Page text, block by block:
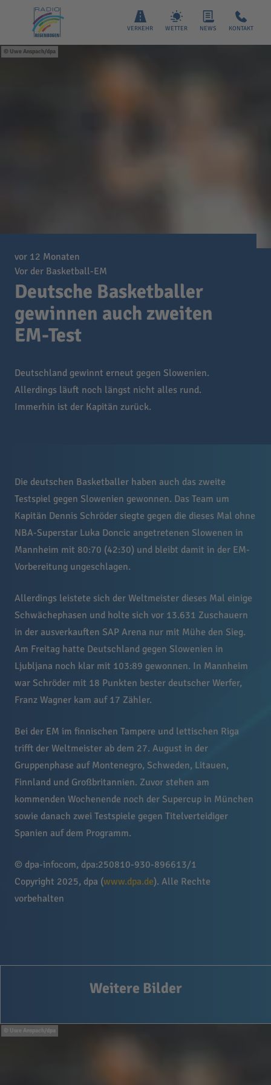
VERKEHR WETTER NEWS KONTAKT
Uwe Anspach/dpa
vor 12 Monaten
Vor der Basketball-EM
Deutsche Basketballer
gewinnen auch zweiten
EM-Test
Deutschland gewinnt erneut gegen Slowenien.
Allerdings läuft noch längst nicht alles rund.
Immerhin ist der Kapitän zurück.
Die deutschen Basketballer haben auch das zweite
Testspiel gegen Slowenien gewonnen. Das Team um
Kapitän Dennis Schröder siegte gegen die dieses Mal ohne
NBA-Superstar Luka Doncic angetretenen Slowenen in
Mannheim mit 80:70 (42:30) und bleibt damit in der EM-
Vorbereitung ungeschlagen.
Allerdings leistete sich der Weltmeister dieses Mal einige
Schwächephasen und holte sich vor 13.631 Zuschauern
in der ausverkauften SAP Arena nur mit Mühe den Sieg.
Am Freitag hatte Deutschland gegen Slowenien in
Ljubljana noch klar mit 103:89 gewonnen. In Mannheim
war Schröder mit 18 Punkten bester deutscher Werfer,
Franz Wagner kam auf 17 Zähler.
Bei der EM im finnischen Tampere und lettischen Riga
trifft der Weltmeister ab dem 27. August in der
Gruppenphase auf Montenegro, Schweden, Litauen,
Finnland und Großbritannien. Zuvor stehen am
kommenden Wochenende noch der Supercup in München
sowie danach zwei Testspiele gegen Titelverteidiger
Spanien auf dem Programm.
© dpa-infocom, dpa:250810-930-896613/1
Copyright 2025, dpa (www.dpa.de). Alle Rechte
vorbehalten
Weitere Bilder
Uwe Anspach/dpa